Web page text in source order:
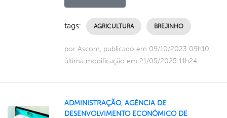
tags: AGRICULTURA BREJINHO
por Ascom, publicado em 09/10/2023 09h10,
última modificação em 21/05/2025 11h24
ADMINISTRAÇÃO, AGÊNCIA DE
DESENVOLVIMENTO ECONÔMICO DE